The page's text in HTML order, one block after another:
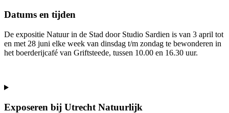
Datums en tijden
De expositie Natuur in de Stad door Studio Sardien is van 3 april tot
en met 28 juni elke week van dinsdag t/m zondag te bewonderen in
het boerderijcafé van Griftsteede, tussen 10.00 en 16.30 uur.
Exposeren bij Utrecht Natuurlijk